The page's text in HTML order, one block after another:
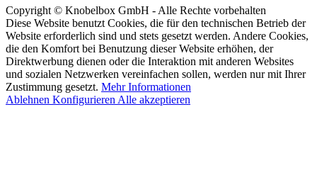
Copyright © Knobelbox GmbH - Alle Rechte vorbehalten
Diese Website benutzt Cookies, die für den technischen Betrieb der
Website erforderlich sind und stets gesetzt werden. Andere Cookies,
die den Komfort bei Benutzung dieser Website erhöhen, der
Direktwerbung dienen oder die Interaktion mit anderen Websites
und sozialen Netzwerken vereinfachen sollen, werden nur mit Ihrer
Zustimmung gesetzt. Mehr Informationen
Ablehnen Konfigurieren Alle akzeptieren